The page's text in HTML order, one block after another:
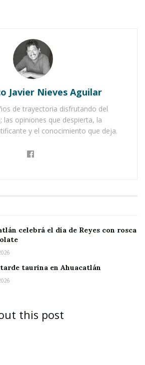
en Ahuacatlán
Javier Nieves Aguilar
de trayectoria disfrutando del
las opiniones que despierta, la
y el conocimiento que deja.
celebrá el día de Reyes con rosca
taurina en Ahuacatlán
this post